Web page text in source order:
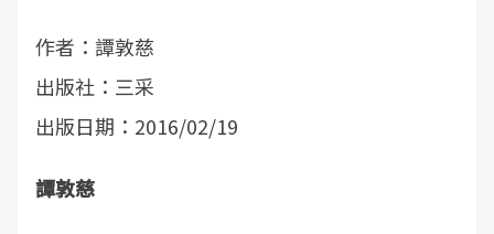
作者：譚敦慈
出版社：三采
出版日期：2016/02/19
譚敦慈